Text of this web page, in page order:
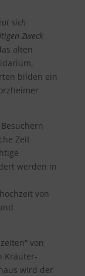
sich
Zweck
alten
bilden ein
Zeit
werden in
von
von
Kräuter-
wird der